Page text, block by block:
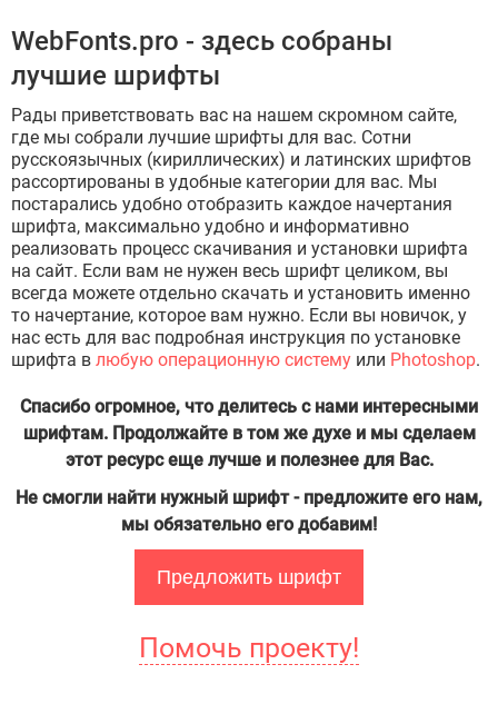
WebFonts.pro - здесь собраны
лучшие шрифты
Рады приветствовать вас на нашем скромном сайте,
где мы собрали лучшие шрифты для вас. Сотни
русскоязычных (кириллических) и латинских шрифтов
рассортированы в удобные категории для вас. Мы
постарались удобно отобразить каждое начертания
шрифта, максимально удобно и информативно
реализовать процесс скачивания и установки шрифта
на сайт. Если вам не нужен весь шрифт целиком, вы
всегда можете отдельно скачать и установить именно
то начертание, которое вам нужно. Если вы новичок, у
нас есть для вас подробная инструкция по установке
шрифта в любую операционную систему или Photoshop.
Спасибо огромное, что делитесь с нами интересными
шрифтам. Продолжайте в том же духе и мы сделаем
этот ресурс еще лучше и полезнее для Вас.
Не смогли найти нужный шрифт - предложите его нам,
мы обязательно его добавим!
Предложить шрифт
Помочь проекту!